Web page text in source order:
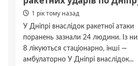
1 рік тому назад
У Дніпрі внаслідок ракетної атаки
поранень зазнали 24 людини. Із
8 лікуються стаціонарно, інші —
амбулаторно У Дніпрі внаслідок...